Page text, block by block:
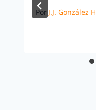
Por J.J. González